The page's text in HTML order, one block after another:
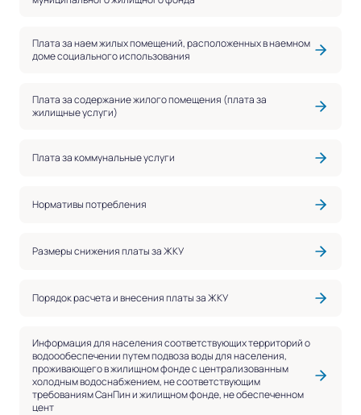
Плата за наем жилых помещений, расположенных в наемном
доме социального использования
Плата за содержание жилого помещения (плата за
жилищные услуги)
Плата за коммунальные услуги
Нормативы потребления
Размеры снижения платы за ЖКУ
Порядок расчета и внесения платы за ЖКУ
Информация для населения соответствующих территорий о
водоообеспечении путем подвоза воды для населения,
проживающего в жилищном фонде с централизованным
холодным водоснабжением, не соответствующим
требованиям СанПин и жилищном фонде, не обеспеченном
цент